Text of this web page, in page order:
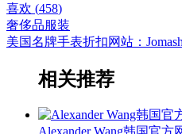
喜欢 (458)
奢侈品服装
美国名牌手表折扣网站：
相关推荐